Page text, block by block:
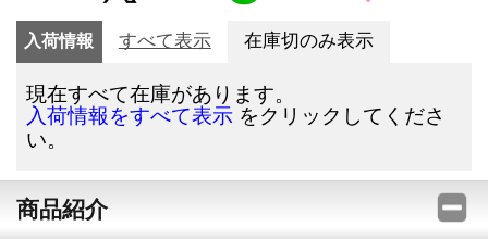
入荷情報 すべて表示 在庫切のみ表示
現在すべて在庫があります。
入荷情報をすべて表示 をクリックしてくださ
い。
商品紹介